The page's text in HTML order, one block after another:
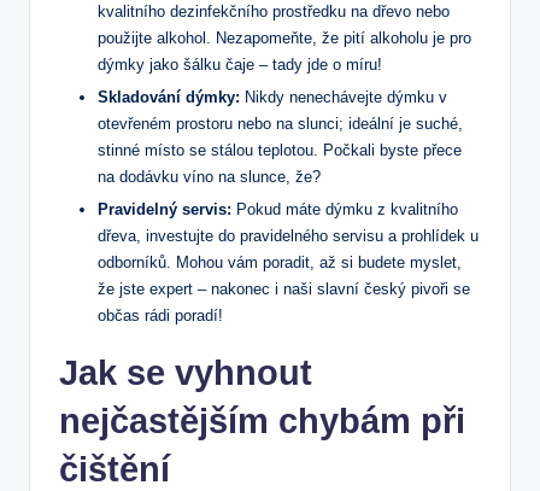
kvalitního dezinfekčního prostředku na dřevo nebo
použijte alkohol. Nezapomeňte, že pití alkoholu je pro
dýmky jako šálku čaje – tady jde o míru!
Skladování dýmky: Nikdy nenechávejte dýmku v
otevřeném prostoru nebo na slunci; ideální je suché,
stinné místo se stálou teplotou. Počkali byste přece
na dodávku víno na slunce, že?
Pravidelný servis: Pokud máte dýmku z kvalitního
dřeva, investujte do pravidelného servisu a prohlídek u
odborníků. Mohou vám poradit, až si budete myslet,
že jste expert – nakonec i naši slavní český pivoři se
občas rádi poradí!
Jak se vyhnout
nejčastějším chybám při
čištění